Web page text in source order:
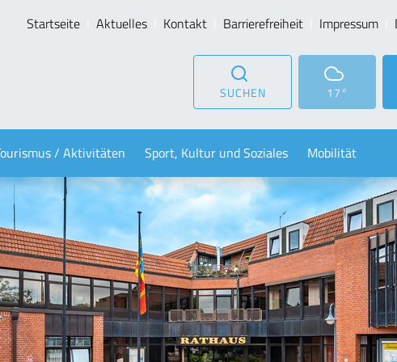
Startseite Aktuelles Kontakt Barrierefreiheit Impressum
SUCHEN 17°
/ Aktivitäten Sport, Kultur und Soziales Mobilität